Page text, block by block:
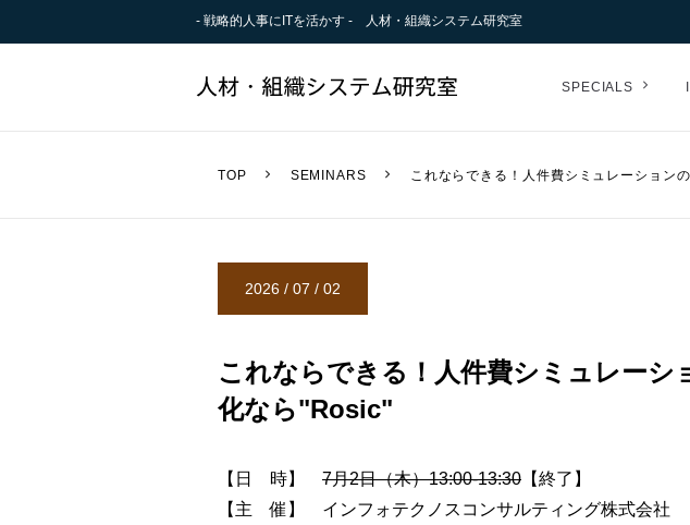
- 戦略的人事にITを活かす - 人材・組織システム研究室
SPECIALS
TOP SEMINARS これならできる！人件費シミュレーション
2026 / 07 / 02
これならできる！人件費シミュレーシ
化なら"Rosic"
【日 時】 7月2日（木）13:00-13:30 【終了】
【主 催】 インフォテクノスコンサルティング株式会社